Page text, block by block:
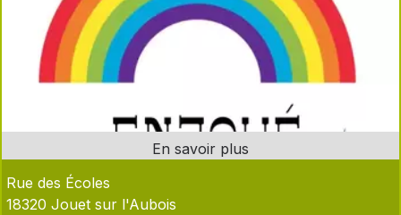
Rue des Écoles
18320 Jouet sur l'Aubois